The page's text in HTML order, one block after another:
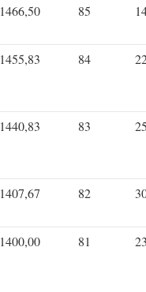
1466,50 85
1455,83 84
1440,83 83
1407,67 82
1400,00 81